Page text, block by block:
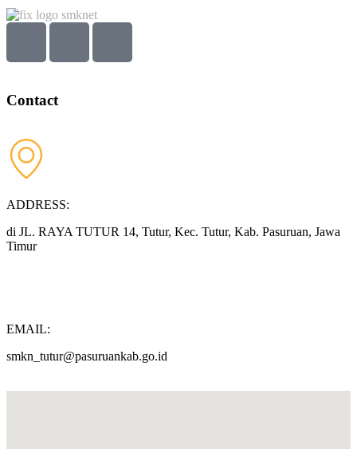
Contact
ADDRESS:
di JL. RAYA TUTUR 14, Tutur, Kec. Tutur, Kab. Pasuruan, Jawa
Timur
EMAIL:
smkn_tutur@pasuruankab.go.id